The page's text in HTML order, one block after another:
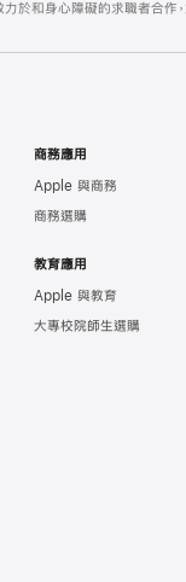
於和身心障礙的求職者合作，
商務應用
Apple 與商務
商務選購
教育應用
Apple 與教育
大專校院師生選購